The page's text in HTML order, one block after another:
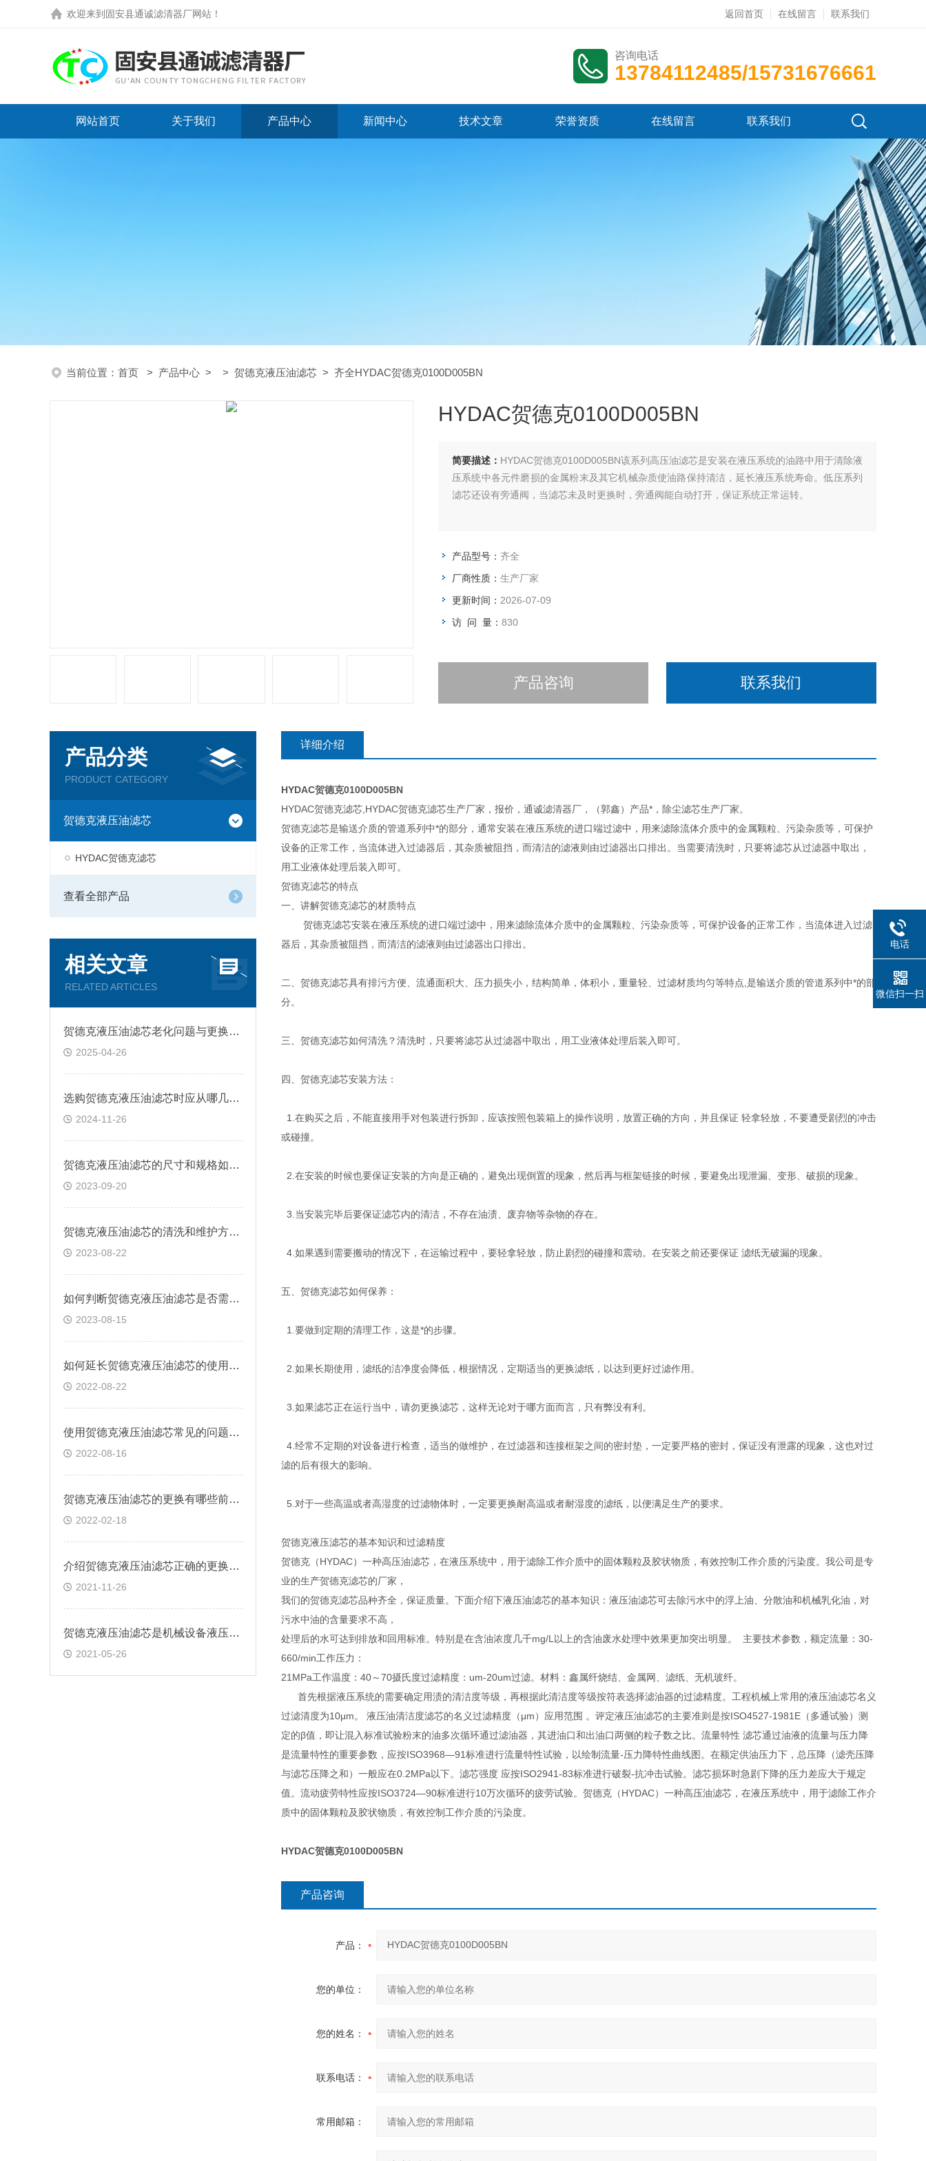
欢迎来到 固安县通诚滤清器厂网站 ！ 返回首页 在线留言 联系我们
咨询电话
13784112485/15731676661
网站首页 关于我们 产品中心 新闻中心 技术文章 荣誉资质 在线留言 联系我们
当前位置： 首页 > 产品中心 > > 贺德克液压油滤芯 > 齐全HYDAC贺德克0100D005BN
HYDAC贺德克0100D005BN
简要描述： HYDAC贺德克0100D005BN该系列高压油滤芯是安装在液压系统的油路中用于清除液
压系统中各元件磨损的金属粉末及其它机械杂质使油路保持清洁，延长液压系统寿命。低压系列
滤芯还设有旁通阀，当滤芯未及时更换时，旁通阀能自动打开，保证系统正常运转。
产品型号： 齐全
厂商性质： 生产厂家
更新时间： 2026-07-09
访 问 量： 830
产品咨询 联系我们
产品分类
PRODUCT CATEGORY
贺德克液压油滤芯
HYDAC贺德克滤芯
查看全部产品
相关文章
RELATED ARTICLES
贺德克液压油滤芯老化问题与更换策略
2025-04-26
选购贺德克液压油滤芯时应从哪几方面考虑？
2024-11-26
贺德克液压油滤芯的尺寸和规格如何选择？
2023-09-20
贺德克液压油滤芯的清洗和维护方法有哪些？
2023-08-22
如何判断贺德克液压油滤芯是否需要更换？
2023-08-15
如何延长贺德克液压油滤芯的使用寿命
2022-08-22
使用贺德克液压油滤芯常见的问题有哪些？
2022-08-16
贺德克液压油滤芯的更换有哪些前提条件
2022-02-18
介绍贺德克液压油滤芯正确的更换方法
2021-11-26
贺德克液压油滤芯是机械设备液压系统中重要部件
2021-05-26
详细介绍
HYDAC贺德克0100D005BN
HYDAC贺德克滤芯,HYDAC贺德克滤芯生产厂家，报价，通诚滤清器厂，（郭鑫）产品*，除尘滤芯生产厂家。
贺德克滤芯是输送介质的管道系列中*的部分，通常安装在液压系统的进口端过滤中，用来滤除流体介质中的金属颗粒、污染杂质等，可保护
设备的正常工作，当流体进入过滤器后，其杂质被阻挡，而清洁的滤液则由过滤器出口排出。当需要清洗时，只要将滤芯从过滤器中取出，
用工业液体处理后装入即可。
贺德克滤芯的特点
一、讲解贺德克滤芯的材质特点
贺德克滤芯安装在液压系统的进口端过滤中，用来滤除流体介质中的金属颗粒、污染杂质等，可保护设备的正常工作，当流体进入过滤
器后，其杂质被阻挡，而清洁的滤液则由过滤器出口排出。
二、贺德克滤芯具有排污方便、流通面积大、压力损失小，结构简单，体积小，重量轻、过滤材质均匀等特点,是输送介质的管道系列中*的部
分。
三、贺德克滤芯如何清洗？清洗时，只要将滤芯从过滤器中取出，用工业液体处理后装入即可。
四、贺德克滤芯安装方法：
1.在购买之后，不能直接用手对包装进行拆卸，应该按照包装箱上的操作说明，放置正确的方向，并且保证 轻拿轻放，不要遭受剧烈的冲击
或碰撞。
2.在安装的时候也要保证安装的方向是正确的，避免出现倒置的现象，然后再与框架链接的时候，要避免出现泄漏、变形、破损的现象。
3.当安装完毕后要保证滤芯内的清洁，不存在油渍、废弃物等杂物的存在。
4.如果遇到需要搬动的情况下，在运输过程中，要轻拿轻放，防止剧烈的碰撞和震动。在安装之前还要保证 滤纸无破漏的现象。
五、贺德克滤芯如何保养：
1.要做到定期的清理工作，这是*的步骤。
2.如果长期使用，滤纸的洁净度会降低，根据情况，定期适当的更换滤纸，以达到更好过滤作用。
3.如果滤芯正在运行当中，请勿更换滤芯，这样无论对于哪方面而言，只有弊没有利。
4.经常不定期的对设备进行检查，适当的做维护，在过滤器和连接框架之间的密封垫，一定要严格的密封，保证没有泄露的现象，这也对过
滤的后有很大的影响。
5.对于一些高温或者高湿度的过滤物体时，一定要更换耐高温或者耐湿度的滤纸，以便满足生产的要求。
贺德克液压滤芯的基本知识和过滤精度
贺德克（HYDAC）一种高压油滤芯，在液压系统中，用于滤除工作介质中的固体颗粒及胶状物质，有效控制工作介质的污染度。我公司是专
业的生产贺德克滤芯的厂家，
我们的贺德克滤芯品种齐全，保证质量。下面介绍下液压油滤芯的基本知识：液压油滤芯可去除污水中的浮上油、分散油和机械乳化油，对
污水中油的含量要求不高，
处理后的水可达到排放和回用标准。特别是在含油浓度几千mg/L以上的含油废水处理中效果更加突出明显。 主要技术参数，额定流量：30-
660/min工作压力：
21MPa工作温度：40～70摄氏度过滤精度：um-20um过滤。材料：鑫属纤烧结、金属网、滤纸、无机玻纤。
首先根据液压系统的需要确定用渍的清洁度等级，再根据此清洁度等级按符表选择滤油器的过滤精度。工程机械上常用的液压油滤芯名义
过滤清度为10μm。 液压油清洁度滤芯的名义过滤精度（μm）应用范围 。评定液压油滤芯的主要准则是按ISO4527-1981E（多通试验）测
定的β值，即让混入标准试验粉末的油多次循环通过滤油器，其进油口和出油口两侧的粒子数之比。流量特性 滤芯通过油液的流量与压力降
是流量特性的重要参数，应按ISO3968—91标准进行流量特性试验，以绘制流量-压力降特性曲线图。在额定供油压力下，总压降（滤壳压降
与滤芯压降之和）一般应在0.2MPa以下。滤芯强度 应按ISO2941-83标准进行破裂-抗冲击试验。滤芯损坏时急剧下降的压力差应大于规定
值。流动疲劳特性应按ISO3724—90标准进行10万次循环的疲劳试验。贺德克（HYDAC）一种高压油滤芯，在液压系统中，用于滤除工作介
质中的固体颗粒及胶状物质，有效控制工作介质的污染度。
HYDAC贺德克0100D005BN
产品咨询
产品：
您的单位：
您的姓名：
联系电话：
常用邮箱：
电话
微信扫一扫